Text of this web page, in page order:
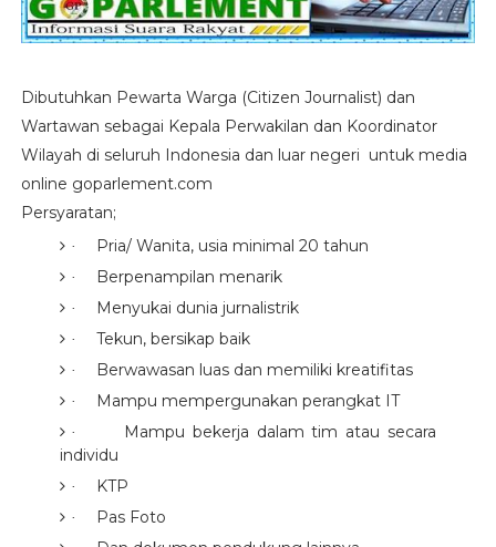
Dibutuhkan Pewarta Warga (Citizen Journalist) dan
Wartawan sebagai Kepala Perwakilan dan Koordinator
Wilayah di seluruh Indonesia dan luar negeri untuk media
online goparlement.com
Persyaratan;
· Pria/ Wanita, usia minimal 20 tahun
· Berpenampilan menarik
· Menyukai dunia jurnalistrik
· Tekun, bersikap baik
· Berwawasan luas dan memiliki kreatifitas
· Mampu mempergunakan perangkat IT
·
Mampu bekerja dalam tim atau secara
individu
· KTP
· Pas Foto